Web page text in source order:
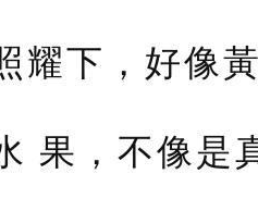
耀下，好像
果，不像是